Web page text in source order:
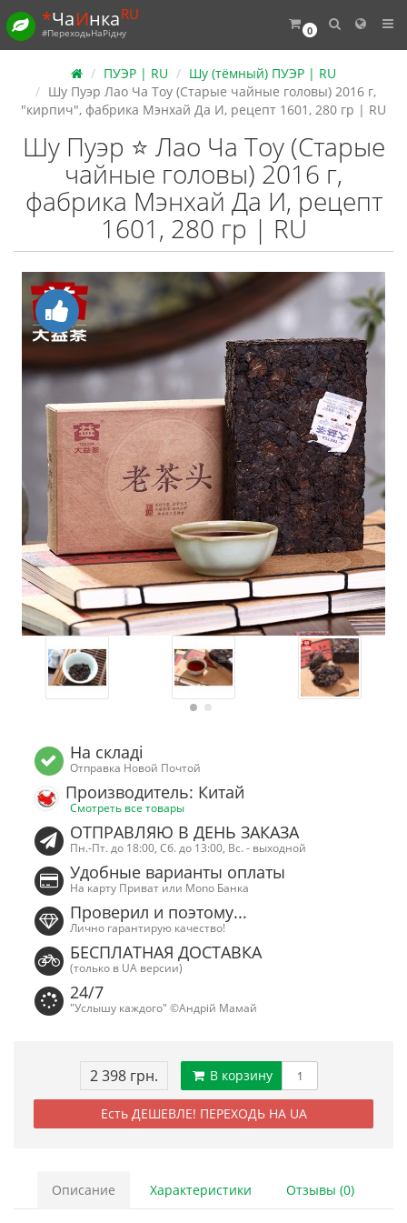
0
*ЧаИнкаRU
#ПереходьНаРідну
ПУЭР | RU
Шу (тёмный) ПУЭР | RU
Шу Пуэр Лао Ча Тоу (Старые чайные головы) 2016 г,
"кирпич", фабрика Мэнхай Да И, рецепт 1601, 280 гр | RU
Шу Пуэр ⭐ Лао Ча Тоу (Старые
чайные головы) 2016 г,
фабрика Мэнхай Да И, рецепт
1601, 280 гр | RU
На складі
Отправка Новой Почтой
Производитель: Китай
Смотреть все товары
ОТПРАВЛЯЮ В ДЕНЬ ЗАКАЗА
Пн.-Пт. до 18:00, Сб. до 13:00, Вс. - выходной
Удобные варианты оплаты
На карту Приват или Mono Банка
Проверил и поэтому...
Лично гарантирую качество!
БЕСПЛАТНАЯ ДОСТАВКА
(только в UA версии)
24/7
"Услышу каждого" ©Андрій Мамай
2 398 грн. В корзину
Есть ДЕШЕВЛЕ! ПЕРЕХОДЬ НА UA
Описание Характеристики Отзывы (0)